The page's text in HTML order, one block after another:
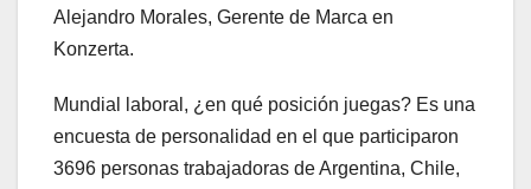
Alejandro Morales, Gerente de Marca en
Konzerta.
Mundial laboral, ¿en qué posición juegas? Es una
encuesta de personalidad en el que participaron
3696 personas trabajadoras de Argentina, Chile,